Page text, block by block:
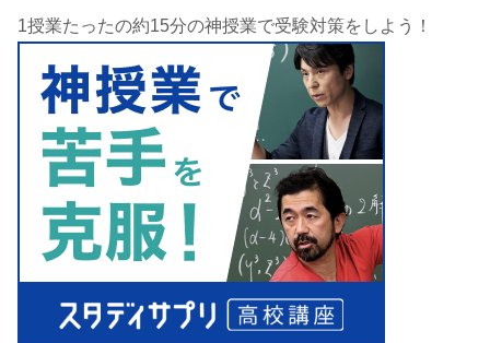
1授業たったの約15分の神授業で受験対策をしよう！